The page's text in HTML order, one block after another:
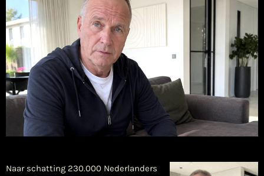
Naar schatting 230.000 Nederlanders